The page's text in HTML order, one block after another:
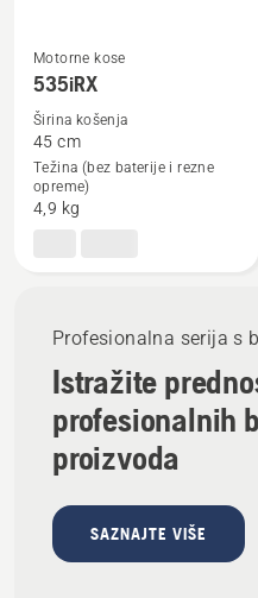
Profesionalna serija s
Istražite
profesionalnih
proizvoda
SAZNAJTE VIŠE
Pogledajte
više
detalja
535iRX
Motorne kose
535iRX
Širina košenja
45 cm
Težina (bez baterije i rezne
opreme)
4,9 kg